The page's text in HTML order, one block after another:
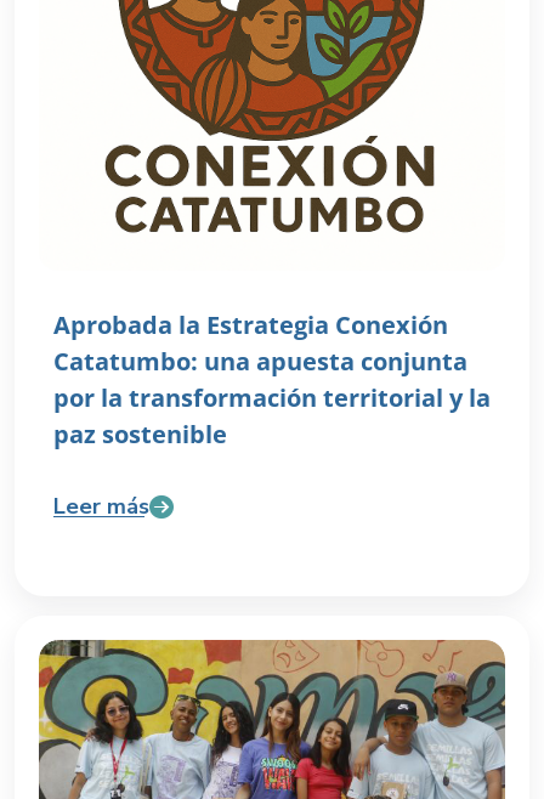
Aprobada la Estrategia Conexión
Catatumbo: una apuesta conjunta
por la transformación territorial y la
paz sostenible
Leer más